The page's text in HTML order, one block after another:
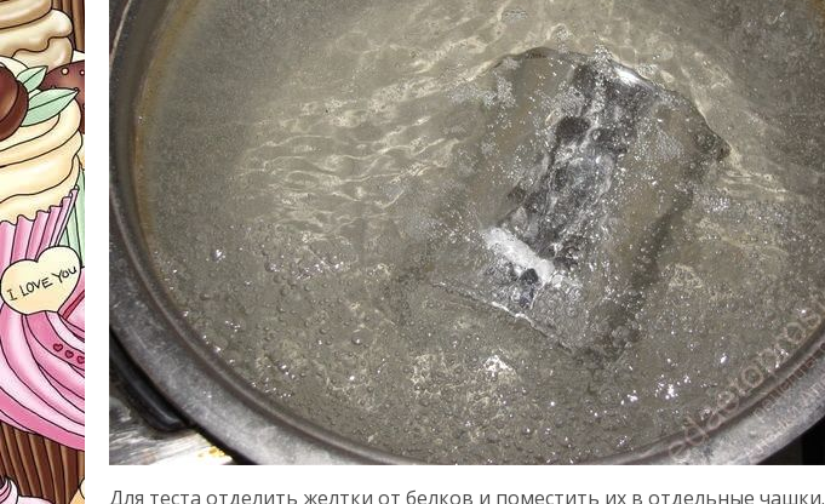
Для теста отделить желтки от белков и поместить их в отдельные чашки.